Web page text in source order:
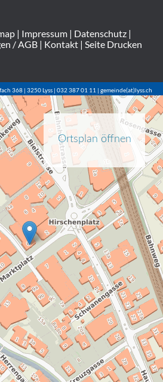
| Impressum| Datenschutz|
/ AGB| Kontakt| Seite Drucken
368 | 3250 Lyss | 032 387 01 11 | gemeinde(at)lyss.ch